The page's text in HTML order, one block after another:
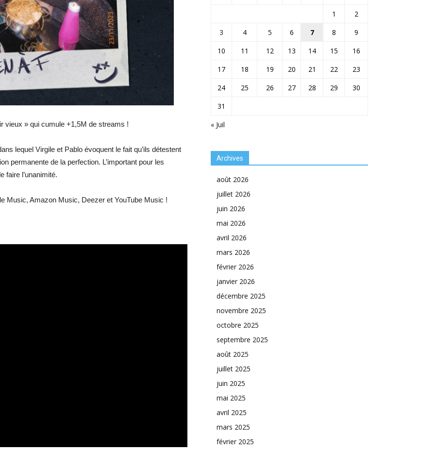
vieux » qui cumule +1,5M de streams !
lequel Virgile et Pablo évoquent le fait qu’ils détestent
permanente de la perfection. L’important pour les
faire l’unanimité.
Music, Amazon Music, Deezer et YouTube Music !
« Juil
1
2
3
4 5 6 7 8
9
10
11 12 13 14 15
16
17
18 19 20 21 22
23
24
25 26 27 28 29
30
31
Archives
août 2026
juillet 2026
juin 2026
mai 2026
avril 2026
mars 2026
février 2026
janvier 2026
décembre 2025
novembre 2025
octobre 2025
septembre 2025
août 2025
juillet 2025
juin 2025
mai 2025
avril 2025
mars 2025
février 2025